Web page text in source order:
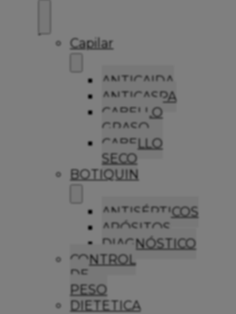
Capilar
ANTICAIDA
ANTICASPA
CABELLO
GRASO
CABELLO
SECO
BOTIQUIN
ANTISÉPTICOS
APÓSITOS
DIAGNÓSTICO
CONTROL
DE
PESO
DIETETICA